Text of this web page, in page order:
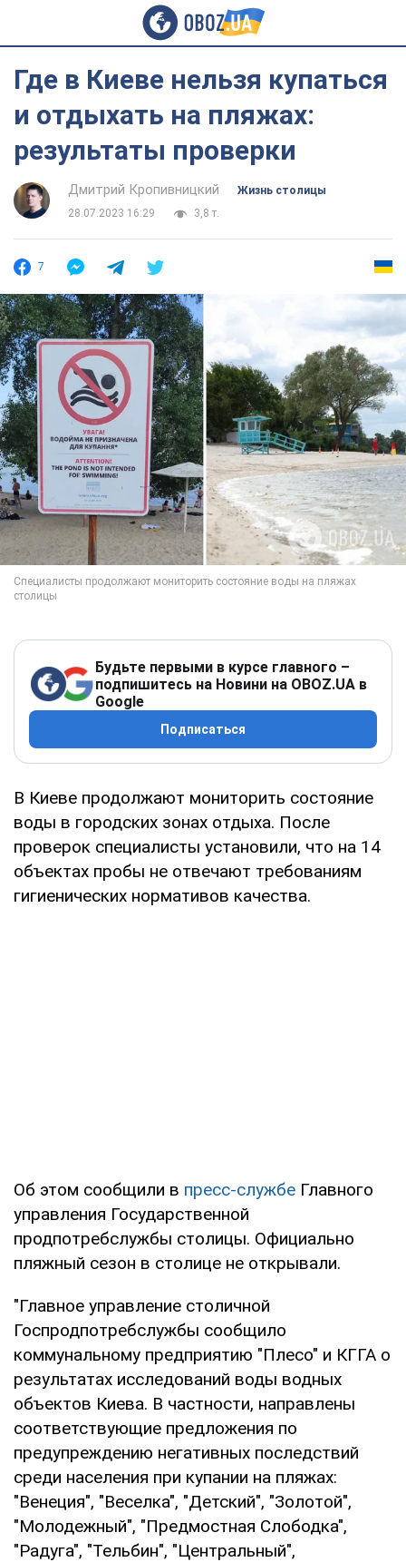
Где в Киеве нельзя купаться
и отдыхать на пляжах:
результаты проверки
Дмитрий Кропивницкий
Жизнь столицы
28.07.2023 16:29
3,8 т.
7
Будьте первыми в курсе главного –
подпишитесь на Новини на OBOZ.UA в
Google
Подписаться
В Киеве продолжают мониторить состояние
воды в городских зонах отдыха. После
проверок специалисты установили, что на 14
объектах пробы не отвечают требованиям
гигиенических нормативов качества.
Об этом сообщили в пресс-службе Главного
управления Государственной
продпотребслужбы столицы. Официально
пляжный сезон в столице не открывали.
"Главное управление столичной
Госпродпотребслужбы сообщило
коммунальному предприятию "Плесо" и КГГА о
результатах исследований воды водных
объектов Киева. В частности, направлены
соответствующие предложения по
предупреждению негативных последствий
среди населения при купании на пляжах:
"Венеция", "Веселка", "Детский", "Золотой",
"Молодежный", "Предмостная Слободка",
"Радуга", "Тельбин", "Центральный",